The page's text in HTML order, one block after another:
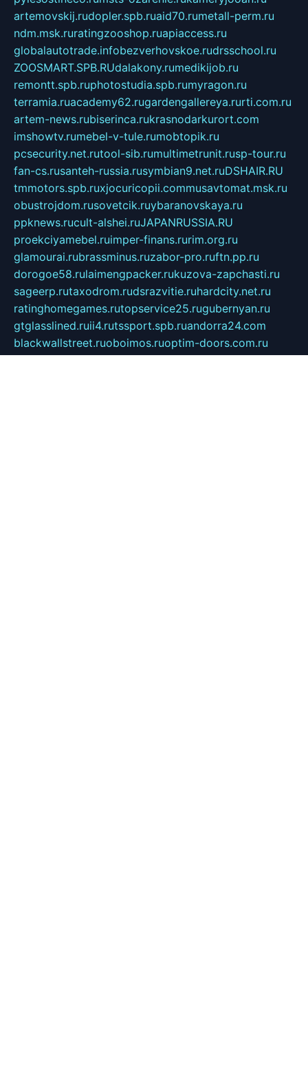
artemovskij.rudopler.spb.ruaid70.rumetall-perm.ru
ndm.msk.ruratingzooshop.ruapiaccess.ru
globalautotrade.infobezverhovskoe.rudrsschool.ru
ZOOSMART.SPB.RUdalakony.rumedikijob.ru
remontt.spb.ruphotostudia.spb.rumyragon.ru
terramia.ruacademy62.rugardengallereya.rurti.com.ru
artem-news.rubiserinca.rukrasnodarkurort.com
imshowtv.rumebel-v-tule.rumobtopik.ru
pcsecurity.net.rutool-sib.rumultimetrunit.rusp-tour.ru
fan-cs.rusanteh-russia.rusymbian9.net.ruDSHAIR.RU
tmmotors.spb.ruxjocuricopii.commusavtomat.msk.ru
obustrojdom.rusovetcik.ruybaranovskaya.ru
ppknews.rucult-alshei.ruJAPANRUSSIA.RU
proekciyamebel.ruimper-finans.rurim.org.ru
glamourai.rubrassminus.ruzabor-pro.ruftn.pp.ru
dorogoe58.rulaimengpacker.rukuzova-zapchasti.ru
sageerp.rutaxodrom.rudsrazvitie.ruhardcity.net.ru
ratinghomegames.rutopservice25.rugubernyan.ru
gtglasslined.ruii4.rutssport.spb.ruandorra24.com
blackwallstreet.ruoboimos.ruoptim-doors.com.ru